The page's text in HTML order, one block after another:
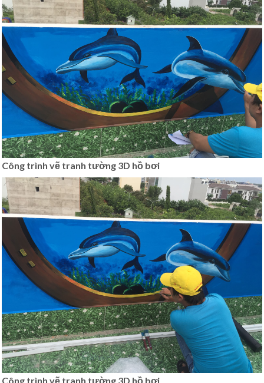
Công trình vẽ tranh tường 3D hồ bơi
Công trình vẽ tranh tường 3D hồ bơi